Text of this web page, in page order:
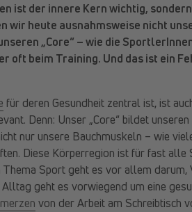
ist der innere Kern wichtig,
wir heute ausnahmsweise nicht
„Core“ – wie die
oft beim Training. Und das ist ein
für deren Gesundheit zentral ist, ist
Denn: Unser „Core“ bildet
nur unsere Bauchmuskeln – wie
Diese Körperregion ist für fast
Thema Sport geht es vor allem
geht es vorwiegend um eine
von der Arbeit am Schreibtisch